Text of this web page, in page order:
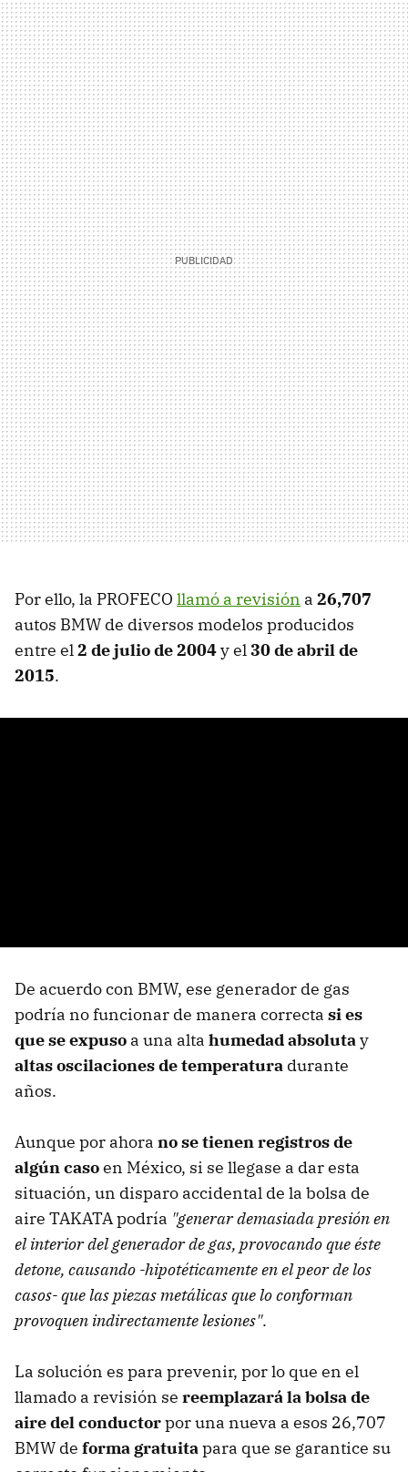
Por ello, la PROFECO llamó a revisión a 26,707
autos BMW de diversos modelos producidos
entre el2 de julio de 2004y el30 de abril de
2015.
De acuerdo con BMW, ese generador de gas
podría no funcionar de manera correcta si es
que se expuso a una alta humedad absolutay
altas oscilaciones de temperatura durante
años.
Aunque por ahora no se tienen registros de
algún casoen México, si se llegase a dar esta
situación, un disparo accidental de la bolsa de
aire TAKATA podría "generar demasiada presión en
el interior del generador de gas, provocando que éste
detone, causando -hipotéticamente en el peor de los
casos- que las piezas metálicas que lo conforman
provoquen indirectamente lesiones".
La solución es para prevenir, por lo que en el
llamado a revisión se reemplazará la bolsa de
aire del conductorpor una nueva a esos 26,707
BMW de forma gratuitapara que se garantice su